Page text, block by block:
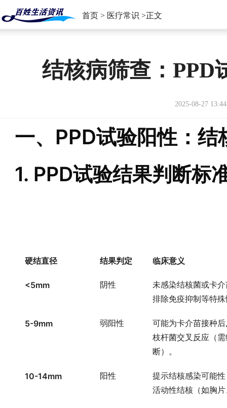
首页 > 医疗常识 >正文
结核病筛查：PPD
2025-08-27
一、PPD试验阳性：结
1. PPD试验结果判断标
硬结直径 结果判定 临床意义
<5mm 阴性
未感染结核菌或卡
排除免疫抑制等特
5-9mm 弱阳性
可能为卡介苗接种
枝杆菌交叉反应（
断）。
10-14mm 阳性
提示结核感染可能
活动性结核（如胸